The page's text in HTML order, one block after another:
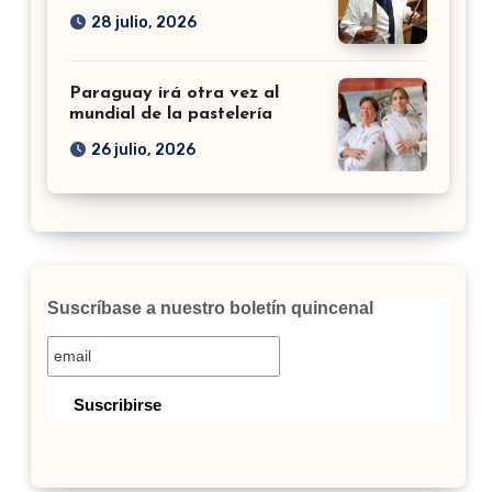
28 julio, 2026
Paraguay irá otra vez al
mundial de la pastelería
26 julio, 2026
Suscríbase a nuestro boletín quincenal